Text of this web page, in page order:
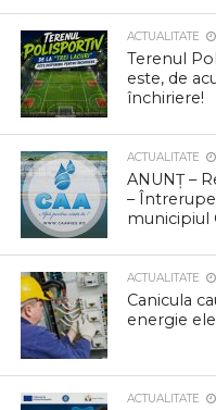
ACTUALITATE
Terenul
este, de
închiriere!
ACTUALITATE
ANUNȚ –
–
municipiul
ACTUALITATE
Canicula
energie
ACTUALITATE